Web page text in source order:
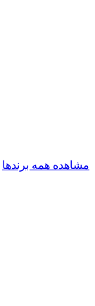
مشاهده همه برندها